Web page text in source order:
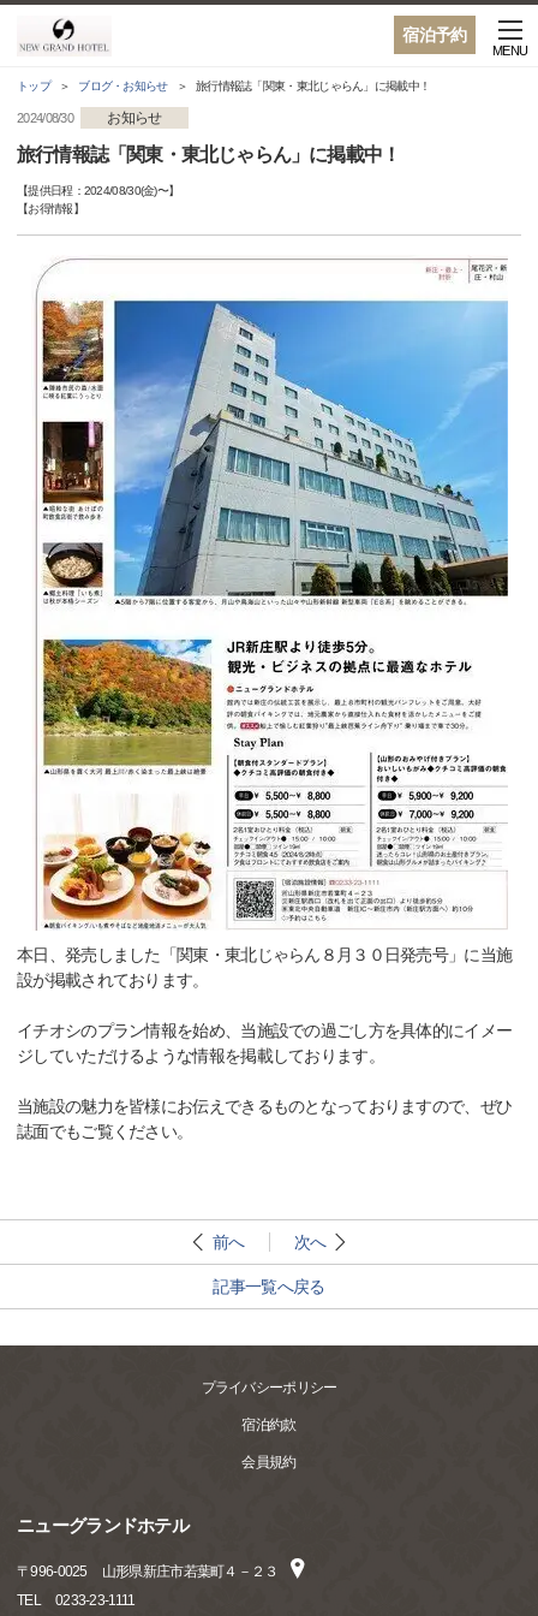
宿泊予約
MENU
トップ ブログ・お知らせ 旅行情報誌「関東・東北じゃらん」に掲載中！
2024/08/30 お知らせ
旅行情報誌「関東・東北じゃらん」に掲載中！
【提供日程： 2024/08/30(金)〜】
【お得情報】
本日、発売しました「関東・東北じゃらん８月３０日発売号」に当施
設が掲載されております。
イチオシのプラン情報を始め、当施設での過ごし方を具体的にイメー
ジしていただけるような情報を掲載しております。
当施設の魅力を皆様にお伝えできるものとなっておりますので、ぜひ
誌面でもご覧ください。
前へ 次へ
記事一覧へ戻る
プライバシーポリシー
宿泊約款
会員規約
ニューグランドホテル
〒996-0025
山形県新庄市若葉町４－２３
TEL
0233-23-1111